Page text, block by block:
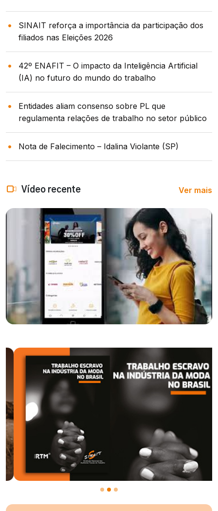
SINAIT reforça a importância da participação dos
filiados nas Eleições 2026
42º ENAFIT – O impacto da Inteligência Artificial
(IA) no futuro do mundo do trabalho
Entidades aliam consenso sobre PL que
regulamenta relações de trabalho no setor público
Nota de Falecimento – Idalina Violante (SP)
Vídeo recente Ver mais